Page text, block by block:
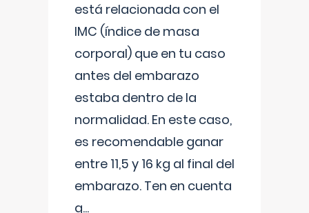
está relacionada con el
IMC (índice de masa
corporal) que en tu caso
antes del embarazo
estaba dentro de la
normalidad. En este caso,
es recomendable ganar
entre 11,5 y 16 kg al final del
embarazo. Ten en cuenta
q...